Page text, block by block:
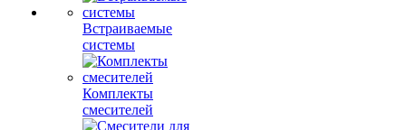
Встраиваемые
системы
Комплекты
смесителей